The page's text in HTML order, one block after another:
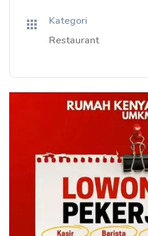
Kategori
Restaurant